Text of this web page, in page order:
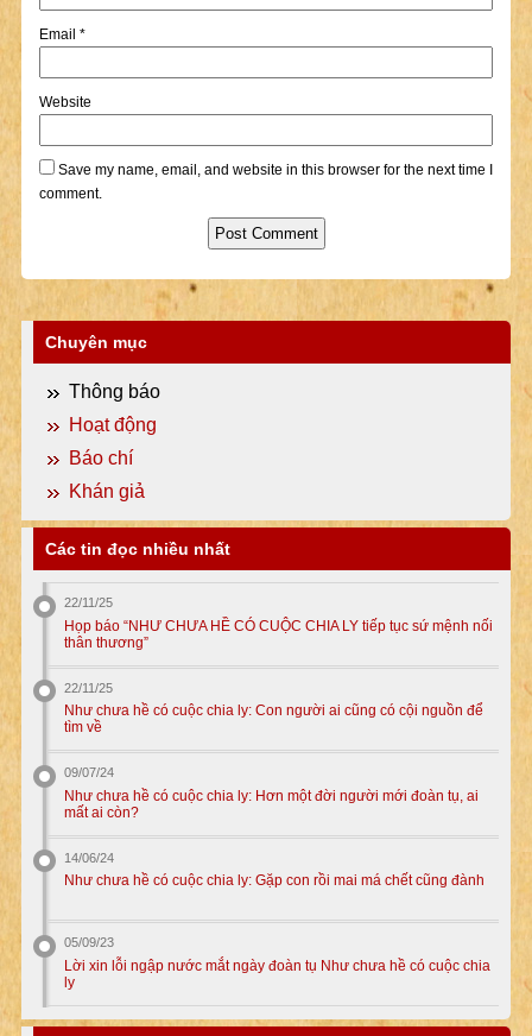
Email *
Website
Save my name, email, and website in this browser for the next time I
comment.
Chuyên mục
Thông báo
Hoạt động
Báo chí
Khán giả
Các tin đọc nhiều nhất
22/11/25
Họp báo “NHƯ CHƯA HỀ CÓ CUỘC CHIA LY tiếp tục sứ mệnh nối
thân thương”
22/11/25
Như chưa hề có cuộc chia ly: Con người ai cũng có cội nguồn để
tìm về
09/07/24
Như chưa hề có cuộc chia ly: Hơn một đời người mới đoàn tụ, ai
mất ai còn?
14/06/24
Như chưa hề có cuộc chia ly: Gặp con rồi mai má chết cũng đành
05/09/23
Lời xin lỗi ngập nước mắt ngày đoàn tụ Như chưa hề có cuộc chia
ly